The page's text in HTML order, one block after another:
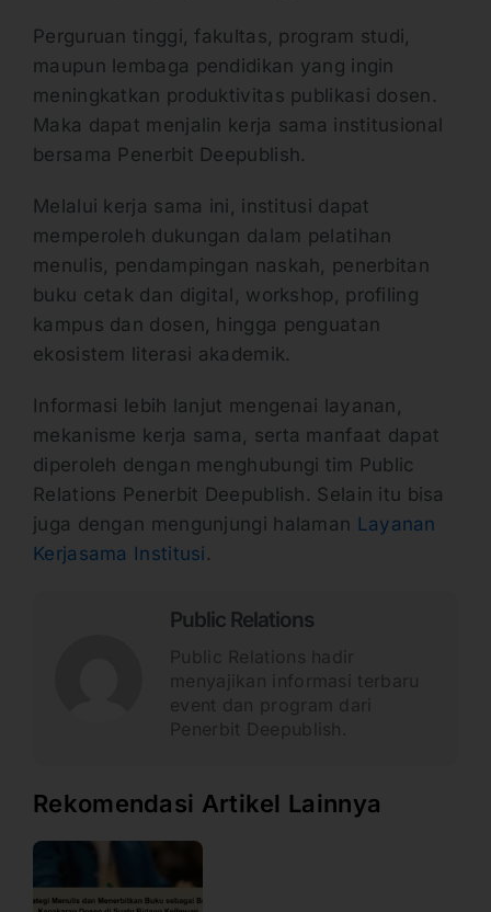
Perguruan tinggi, fakultas, program studi,
maupun lembaga pendidikan yang ingin
meningkatkan produktivitas publikasi dosen.
Maka dapat menjalin kerja sama institusional
bersama Penerbit Deepublish.
Melalui kerja sama ini, institusi dapat
memperoleh dukungan dalam pelatihan
menulis, pendampingan naskah, penerbitan
buku cetak dan digital, workshop, profiling
kampus dan dosen, hingga penguatan
ekosistem literasi akademik.
Informasi lebih lanjut mengenai layanan,
mekanisme kerja sama, serta manfaat dapat
diperoleh dengan menghubungi tim Public
Relations Penerbit Deepublish. Selain itu bisa
juga dengan mengunjungi halaman Layanan
Kerjasama Institusi .
Public Relations
Public Relations hadir
menyajikan informasi terbaru
event dan program dari
Penerbit Deepublish.
Rekomendasi Artikel Lainnya